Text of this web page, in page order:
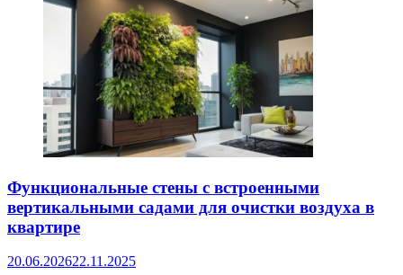
Функциональные стены с встроенными
вертикальными садами для очистки воздуха в
квартире
20.06.202622.11.2025